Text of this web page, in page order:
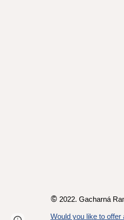
© 2022. Gacharná
Would you like to offer